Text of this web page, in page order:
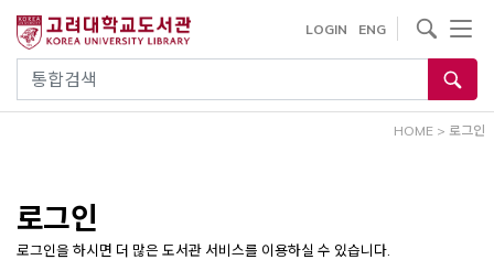
건
통합검색
LOGIN ENG
사이트내 검색
HOME > 로그인
로그인
로그인을 하시면 더 많은 도서관 서비스를 이용하실 수 있습니다.